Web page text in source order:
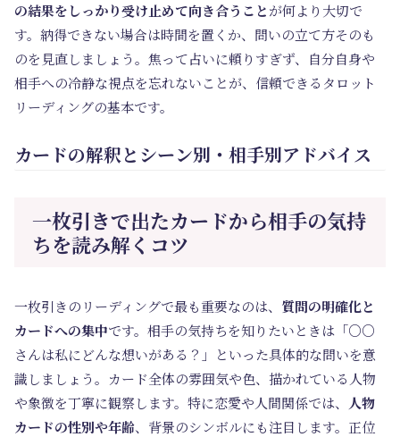
の結果をしっかり受け止めて向き合うことが何より大切で
す。納得できない場合は時間を置くか、問いの立て方そのも
のを見直しましょう。焦って占いに頼りすぎず、自分自身や
相手への冷静な視点を忘れないことが、信頼できるタロット
リーディングの基本です。
カードの解釈とシーン別・相手別アドバイス
一枚引きで出たカードから相手の気持
ちを読み解くコツ
一枚引きのリーディングで最も重要なのは、 質問の明確化と
カードへの集中です。相手の気持ちを知りたいときは「○○
さんは私にどんな想いがある？」といった具体的な問いを意
識しましょう。カード全体の雰囲気や色、描かれている人物
や象徴を丁寧に観察します。特に恋愛や人間関係では、
人物
カードの性別や年齢、背景のシンボルにも注目します。正位